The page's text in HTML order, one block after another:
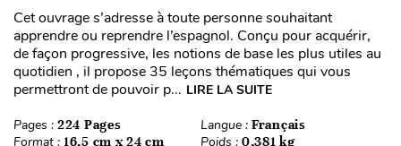
Cet ouvrage s’adresse à toute personne souhaitant
apprendre ou reprendre l’espagnol. Conçu pour acquérir,
de façon progressive, les notions de base les plus utiles au
quotidien , il propose 35 leçons thématiques qui vous
permettront de pouvoir p... LIRE LA SUITE
Pages : 224 Pages Langue : Français
Format : 16,5 cm x 24 cm Poids : 0,381 kg